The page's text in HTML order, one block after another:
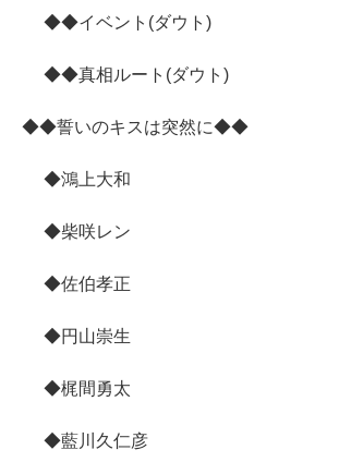
◆◆イベント(ダウト)
◆◆真相ルート(ダウト)
◆◆誓いのキスは突然に◆◆
◆鴻上大和
◆柴咲レン
◆佐伯孝正
◆円山崇生
◆梶間勇太
◆藍川久仁彦